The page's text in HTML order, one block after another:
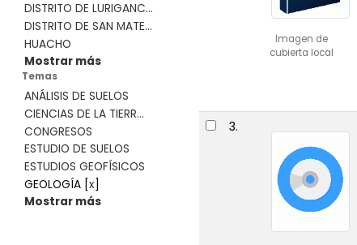
DISTRITO DE LURIGANC...
DISTRITO DE SAN MATE...
HUACHO
Mostrar más
Temas
ANÁLISIS DE SUELOS
CIENCIAS DE LA TIERR...
CONGRESOS
ESTUDIO DE SUELOS
ESTUDIOS GEOFÍSICOS
GEOLOGÍA[x]
Mostrar más
Imagen de
cubierta local
3.